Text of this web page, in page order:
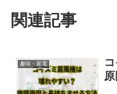
関連記事
趣味・家電